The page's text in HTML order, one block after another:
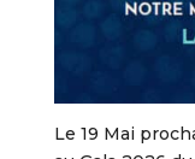
Le 19 Mai